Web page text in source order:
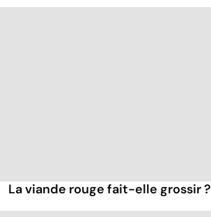
La viande rouge fait-elle grossir ?